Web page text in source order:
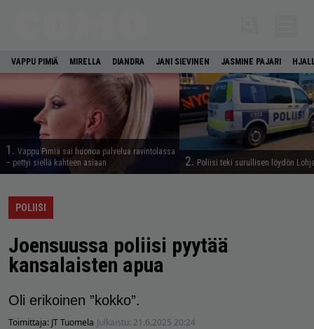
VAPPU PIMIÄ MIRELLA DIANDRA JANI SIEVINEN JASMINE PAJARI
1. Vappu Pimiä sai huonoa palvelua ravintolassa
– pettyi siellä kahteen asiaan
2. Poliisi teki surullisen löydön
POLIISI
Joensuussa poliisi pyytää
kansalaisten apua
Oli erikoinen ”kokko”.
Toimittaja: JT Tuomela Julkaistu: 21.6.2025 20:24